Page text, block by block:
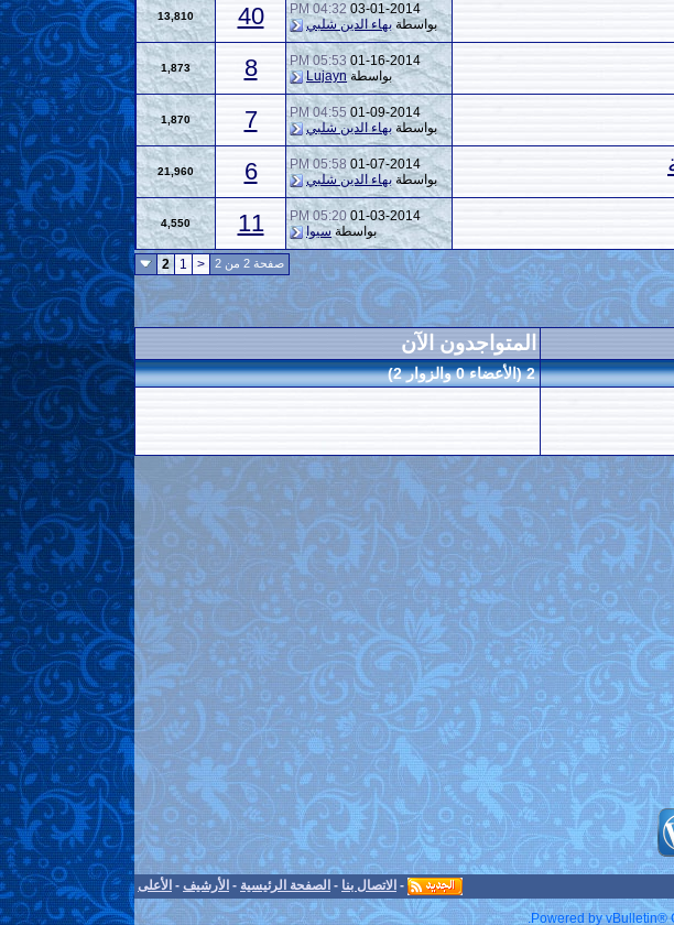
03-01-2014
04:32 PM
بواسطةبهاء الدين شلبي 40
13,810
01-16-2014
05:53 PM
بواسطةLujayn
8
1,873
01-09-2014
04:55 PM
بواسطةبهاء الدين شلبي 7
1,870
01-07-2014
05:58 PM
بواسطةبهاء الدين شلبي 6
21,960
01-03-2014
05:20 PM
بواسطةسيوا 11
4,550
صفحة 2 من 2 <
1
2
المتواجدون الآن
2 (الأعضاء 0 والزوار 2)
- الاتصال بنا - الصفحة الرئيسية - الأرشيف - الأعلى
Powered by vBulletin®